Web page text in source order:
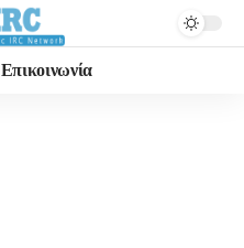
Επικοινωνία